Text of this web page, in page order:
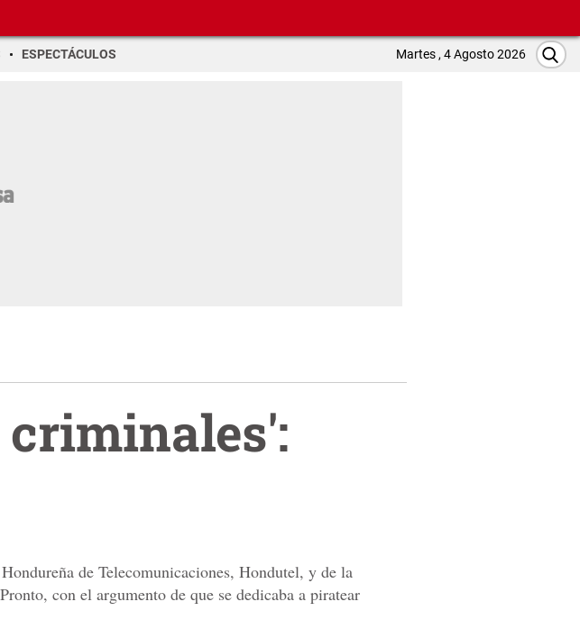
ESPECTÁCULOS Martes , 4 Agosto 2026
de Telecomunicaciones, Hondutel, y de la
con el argumento de que se dedicaba a piratear